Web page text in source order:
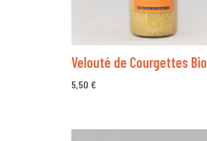
Velouté de Courgettes Bio
5,50 €